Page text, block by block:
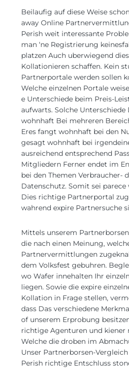
Beilaufig auf diese Weise
away Online
Perish weit interessante
man ‘ne Registrierung
platzen Auch uberwiegend
Kollationieren schaffen. Kein
Partnerportale werden sollen
Welche einzelnen Portale
e Unterschiede beim Preis-
aufwarts. Solche Unterschiede
wohnhaft Bei mehreren
Eres fangt wohnhaft bei den
gesagt wohnhaft bei
ausreichend entsprechend
Mitgliedern Ferner endet im
bei den Themen Verbraucher-
Datenschutz. Somit sei
Dies richtige Partnerportal
wahrend expire Partnersuche
Mittels unserem
die nach einen Meinung,
Partnervermittlungen
dem Volksfest gebuhren.
wo Wafer innehalten Ihr
liegen. Sowie die expire
Kollation in Frage stellen,
dass Das verschiedene
of unserem Erprobung
richtige Agenturen und
Welche die droben im
Unser Partnerborsen-
Perish richtige Entschluss